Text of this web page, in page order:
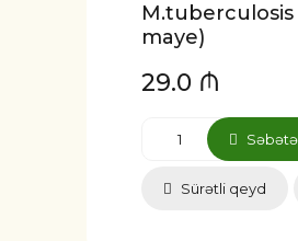
M.tuberculosis
maye)
29.0 ₼
Səbətə
Sürətli qeyd